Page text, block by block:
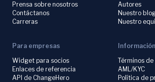
Prensa sobre nosotros
Contáctanos
Carreras
Autores
Nuestro
Nuestro
Para empresas
Widget para socios
Enlaces de referencia
API de ChangeHero
Términos de
AML/KYC
Política de